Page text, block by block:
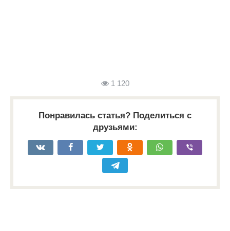
1 120
Понравилась статья? Поделиться с
друзьями: